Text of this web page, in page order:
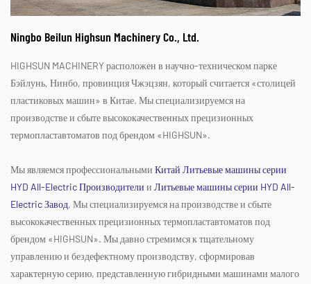
Ningbo Beilun Highsun Machinery Co., Ltd.
HIGHSUN MACHINERY расположен в научно-техническом парке
Бэйлунь, Нинбо, провинция Чжэцзян, который считается «столицей
пластиковых машин» в Китае. Мы специализируемся на
производстве и сбыте высококачественных прецизионных
термопластавтоматов под брендом «HIGHSUN».
Мы являемся профессиональными Китай Литьевые машины серии
HYD All-Electric Производители и Литьевые машины серии HYD All-
Electric Завод, Мы специализируемся на производстве и сбыте
высококачественных прецизионных термопластавтоматов под
брендом «HIGHSUN». Мы давно стремимся к тщательному
управлению и бездефектному производству, сформировав
характерную серию, представленную гибридными машинами малого